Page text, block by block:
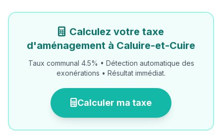
Calculez votre taxe
d'aménagement à Caluire-et-Cuire
Taux communal 4.5% • Détection automatique des
exonérations • Résultat immédiat.
Calculer ma taxe